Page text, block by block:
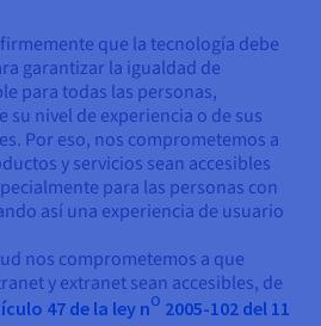
modelos
que la tecnología debe
garantizar la igualdad de
para todas las personas,
nivel de experiencia o de sus
Por eso, nos comprometemos a
y servicios sean accesibles
para las personas con
así una experiencia de usuario
nos comprometemos a que
y extranet sean accesibles, de
47 de la ley no 2005-102 del 11